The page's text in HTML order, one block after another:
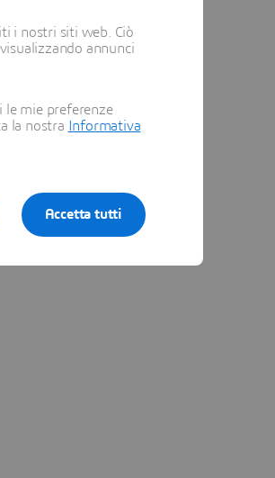
i nostri siti web. Ciò
annunci
le mie preferenze
la nostra
Informativa
Accetta tutti